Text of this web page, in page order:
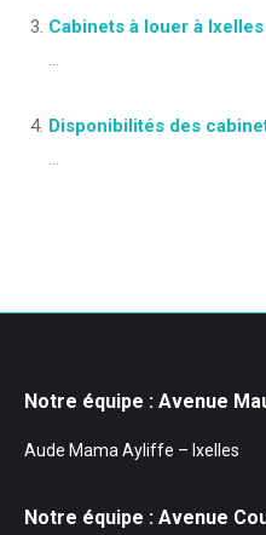
Cabinets à louer à
...
Disponibilités des
...
Notre équipe : Avenue
Aude Mama Ayliffe – Ixelles
Notre équipe : Avenue